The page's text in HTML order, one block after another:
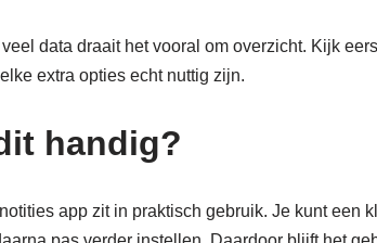
data draait het vooral om overzicht. Kijk
extra opties echt nuttig zijn.
handig?
app zit in praktisch gebruik. Je kunt een